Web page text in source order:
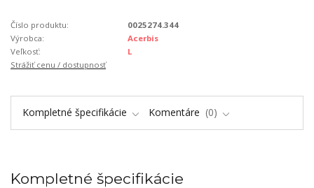
Číslo produktu:
0025274.344
Výrobca:
Acerbis
Veľkosť:
L
Strážiť cenu / dostupnosť
Kompletné špecifikácie Komentáre 0
Kompletné špecifikácie